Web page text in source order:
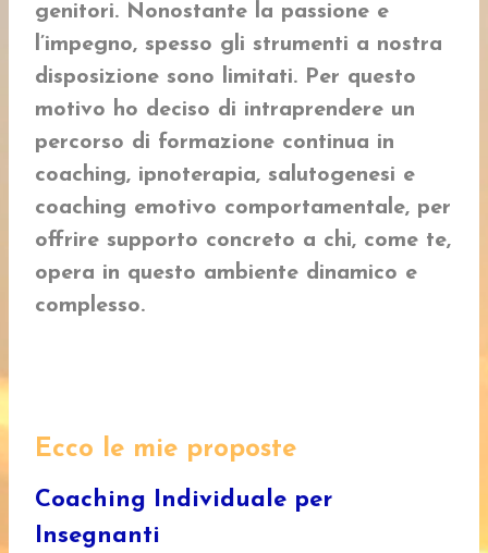
genitori. Nonostante la passione e
l’impegno, spesso gli strumenti a nostra
disposizione sono limitati. Per questo
motivo ho deciso di intraprendere un
percorso di formazione continua in
coaching, ipnoterapia, salutogenesi e
coaching emotivo comportamentale, per
offrire supporto concreto a chi, come te,
opera in questo ambiente dinamico e
complesso.
Ecco le mie proposte
Coaching Individuale per
Insegnanti